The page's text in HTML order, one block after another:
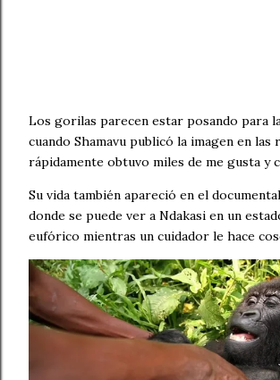
Los gorilas parecen estar posando para
cuando Shamavu publicó la imagen en las
rápidamente obtuvo miles de me gusta y
Su vida también apareció en el
donde se puede ver a Ndakasi en un
eufórico mientras un cuidador le hace